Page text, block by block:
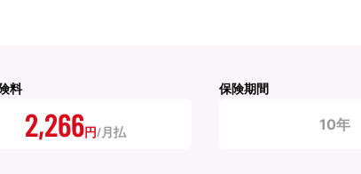
料
2,266円
保険期間
10年